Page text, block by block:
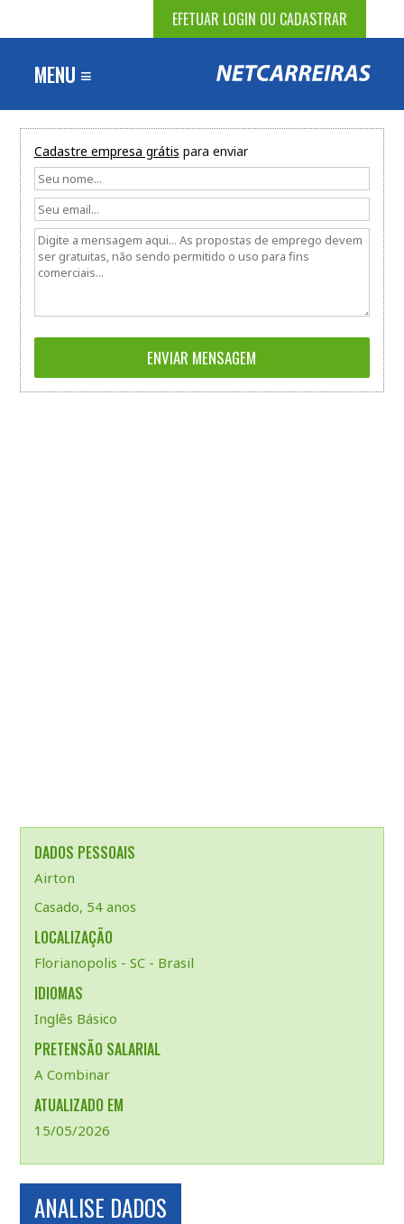
EFETUAR LOGIN OU CADASTRAR
MENU ≡
Cadastre empresa grátis para enviar
DADOS PESSOAIS
Airton
Casado, 54 anos
LOCALIZAÇÃO
Florianopolis - SC - Brasil
IDIOMAS
Inglês Básico
PRETENSÃO SALARIAL
A Combinar
ATUALIZADO EM
15/05/2026
ANALISE DADOS